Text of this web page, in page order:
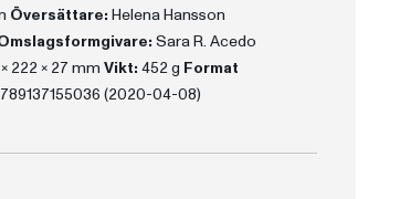
Översättare: Helena Hansson
Sara R. Acedo
222 x 27 mm Vikt: 452 g Format
(2020-04-08)